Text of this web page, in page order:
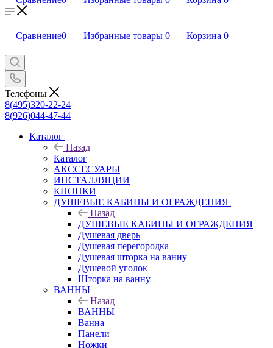
Сравнение0 Избранные товары 0 Корзина 0
Телефоны
8(495)320-22-24
8(926)044-47-44
Каталог
Назад
Каталог
АКССЕСУАРЫ
ИНСТАЛЛЯЦИИ
КНОПКИ
ДУШЕВЫЕ КАБИНЫ И ОГРАЖДЕНИЯ
Назад
ДУШЕВЫЕ КАБИНЫ И ОГРАЖДЕНИЯ
Душевая дверь
Душевая перегородка
Душевая шторка на ванну
Душевой уголок
Шторка на ванну
ВАННЫ
Назад
ВАННЫ
Ванна
Панели
Ножки